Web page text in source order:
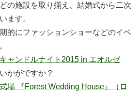
の施設を取り揃え、結婚式から二次
ます。
的にファッションショーなどのイベ
キャンドルナイト2015 in エオルゼ
かがですか？
場 『Forest Wedding House』（ロ